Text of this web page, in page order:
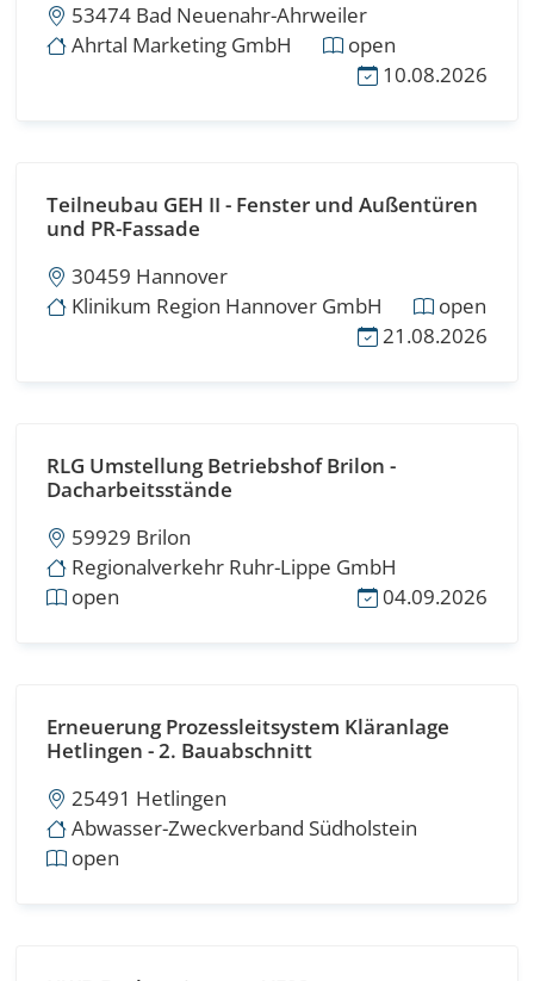
53474 Bad Neuenahr-Ahrweiler
Ahrtal Marketing GmbH
open
10.08.2026
Teilneubau GEH II - Fenster und Außentüren
und PR-Fassade
30459 Hannover
Klinikum Region Hannover GmbH
open
21.08.2026
RLG Umstellung Betriebshof Brilon -
Dacharbeitsstände
59929 Brilon
Regionalverkehr Ruhr-Lippe GmbH
open
04.09.2026
Erneuerung Prozessleitsystem Kläranlage
Hetlingen - 2. Bauabschnitt
25491 Hetlingen
Abwasser-Zweckverband Südholstein
open